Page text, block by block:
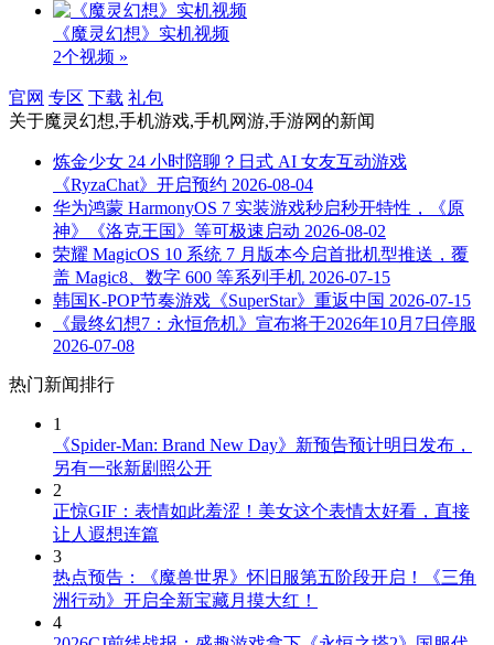
《魔灵幻想》实机视频
2个视频 »
官网 专区 下载 礼包
关于魔灵幻想,手机游戏,手机网游,手游网 的新闻
炼金少女 24 小时陪聊？日式 AI 女友互动游戏
《RyzaChat》开启预约 2026-08-04
华为鸿蒙 HarmonyOS 7 实装游戏秒启秒开特性，《原
神》《洛克王国》等可极速启动 2026-08-02
荣耀 MagicOS 10 系统 7 月版本今启首批机型推送，覆
盖 Magic8、数字 600 等系列手机 2026-07-15
韩国K-POP节奏游戏《SuperStar》重返中国 2026-07-15
《最终幻想7：永恒危机》宣布将于2026年10月7日停服
2026-07-08
热门新闻排行
1
《Spider-Man: Brand New Day》新预告预计明日发布，
另有一张新剧照公开
2
正惊GIF：表情如此羞涩！美女这个表情太好看，直接
让人遐想连篇
3
热点预告：《魔兽世界》怀旧服第五阶段开启！《三角
洲行动》开启全新宝藏月摸大红！
4